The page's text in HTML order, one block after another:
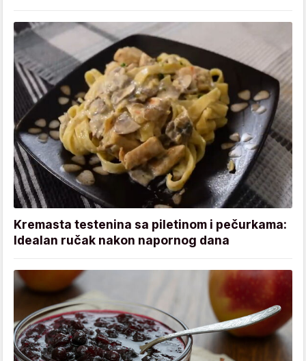
Kremasta testenina sa piletinom i pečurkama:
Idealan ručak nakon napornog dana